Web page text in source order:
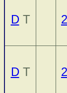
DT
DT